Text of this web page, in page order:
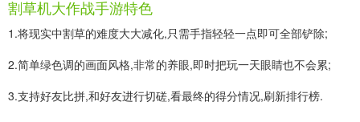
割草机大作战手游特色
1.将现实中割草的难度大大减化,只需手指轻轻一点即可全部铲除;
2.简单绿色调的画面风格,非常的养眼,即时把玩一天眼睛也不会累;
3.支持好友比拼,和好友进行切磋,看最终的得分情况,刷新排行榜.